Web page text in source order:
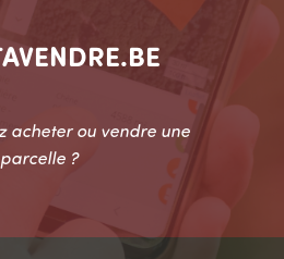
acheter ou vendre une
parcelle ?